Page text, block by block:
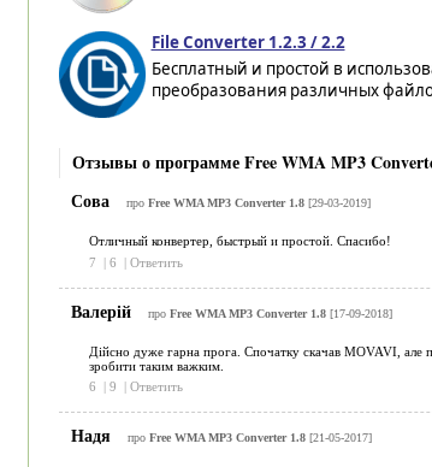
File Converter 1.2.3 / 2.2
Бесплатный и простой в
преобразования различных
Отзывы о программе Free WMA MP3
Сова
про Free WMA MP3 Converter 1.8[29-03-2019]
Отличный конвертер, быстрый и простой. Спасибо!
7
| 6 | Ответить
Валерій про Free WMA MP3 Converter 1.8[17-09-2018]
Дійсно дуже гарна прога. Спочатку скачав MOVAVI,
зробити таким важким.
6
| 9 | Ответить
Надя про Free WMA MP3 Converter 1.8[21-05-2017]